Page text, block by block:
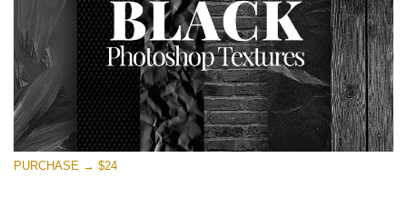
Large 6000*4000px
Entire Collection
(1783 Overlays)
Large 6000*4000px
Download Gratuito
PURCHASE → $24